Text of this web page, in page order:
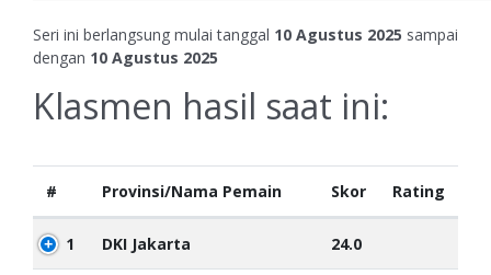
Seri ini berlangsung mulai tanggal 10 Agustus 2025 sampai
dengan 10 Agustus 2025
Klasmen hasil saat ini:
# Provinsi/Nama Pemain Skor Rating
1 DKI Jakarta 24.0